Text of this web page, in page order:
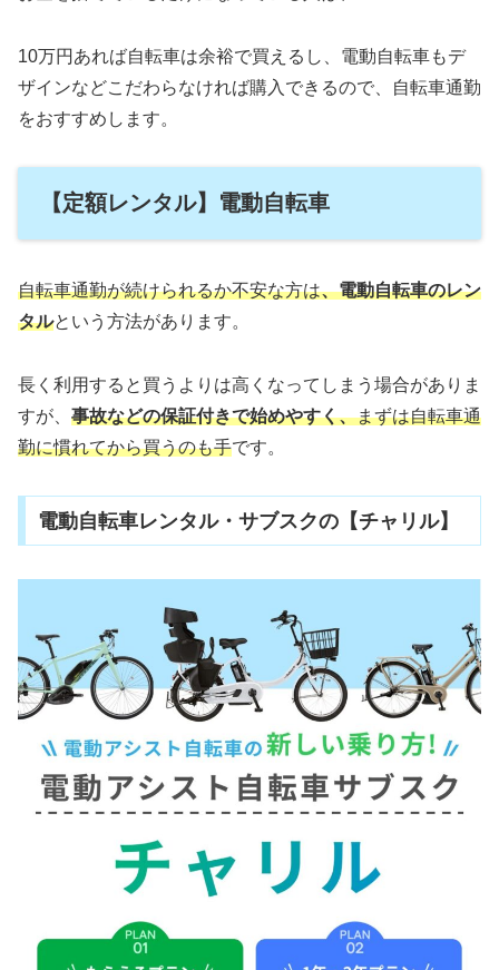
10万円あれば自転車は余裕で買えるし、電動自転車もデ
ザインなどこだわらなければ購入できるので、自転車通勤
をおすすめします。
【定額レンタル】電動自転車
自転車通勤が続けられるか不安な方は、電動自転車のレン
タルという方法があります。
長く利用すると買うよりは高くなってしまう場合がありま
すが、 事故などの保証付きで始めやすく、まずは自転車通
勤に慣れてから買うのも手です。
電動自転車レンタル・サブスクの【チャリル】